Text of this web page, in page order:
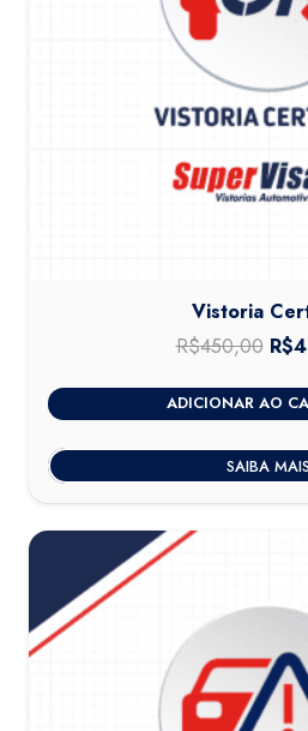
Vistoria
R$450,00 O
era:
R$
ADICIONAR AO
SAIBA MAIS